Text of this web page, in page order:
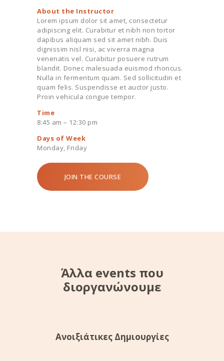
About the Instructor
Lorem ipsum dolor sit amet, consectetur
adipiscing elit. Curabitur et nibh non tortor
dapibus aliquam sed sit amet nibh. Duis
dignissim nisl nisi, ac viverra magna
venenatis vel. Curabitur posuere rutrum
blandit. Donec malesuada euismod rhoncus.
Nulla in fermentum quam. Sed sollicitudin et
quam felis. Suspendisse et auctor justo.
Proin vehicula congue tempor.
Time
8:45 am – 12:30 pm
Days of Week
Monday, Friday
JOIN THE COURSE
Άλλα events που
διοργανώνουμε
Date:
Ανοιξιάτικες Δημιουργίες
Date:July 16, 2020